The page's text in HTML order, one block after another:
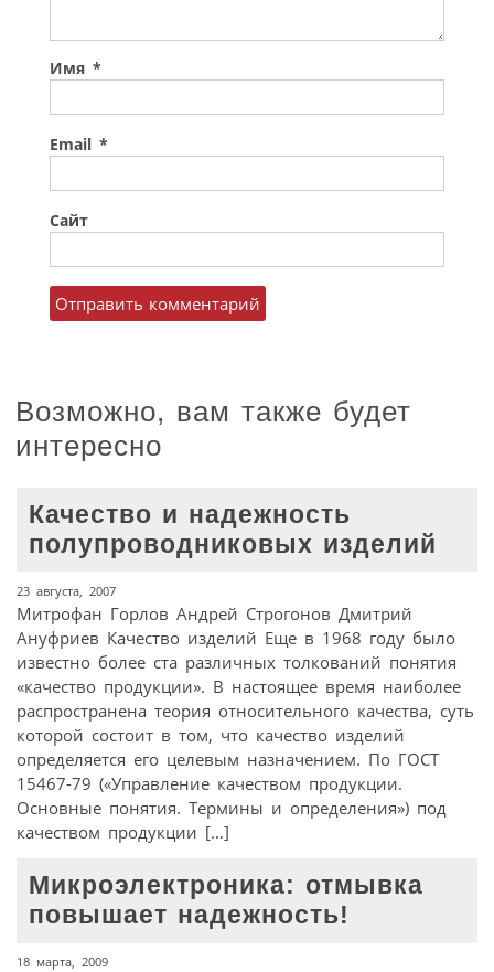
Имя *
Email *
Сайт
Возможно, вам также будет
интересно
Качество и надежность
полупроводниковых изделий
23 августа, 2007
Митрофан Горлов Андрей Строгонов Дмитрий
Ануфриев Качество изделий Еще в 1968 году было
известно более ста различных толкований понятия
«качество продукции». В настоящее время наиболее
распространена теория относительного качества, суть
которой состоит в том, что качество изделий
определяется его целевым назначением. По ГОСТ
15467-79 («Управление качеством продукции.
Основные понятия. Термины и определения») под
качеством продукции […]
Микроэлектроника: отмывка
повышает надежность!
18 марта, 2009